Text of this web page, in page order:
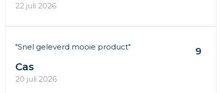
22 juli 2026
"Snel geleverd mooie product" 9
Cas
20 juli 2026